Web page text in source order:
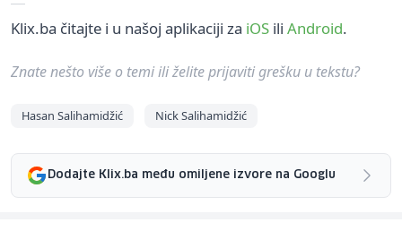
Klix.ba čitajte i u našoj aplikaciji za iOS ili Android.
Znate nešto više o temi ili želite prijaviti grešku u tekstu?
Hasan Salihamidžić Nick Salihamidžić
Dodajte Klix.ba među omiljene izvore na Googlu